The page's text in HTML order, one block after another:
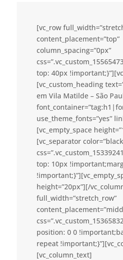
[vc_row
content_placement=”top”
column_spacing=”0px”
top: 40px
[vc_custom_heading
em Vila Matilde – São
use_theme_fonts=”yes”
[vc_empty_space
[vc_separator
top: 10px
height=”20px”][/
full_width=”stretch_row”
position: 0 0
repeat
[vc_column_text]